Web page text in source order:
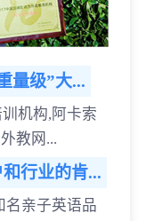
量级”大...
机构,阿卡索
教网...
行业的肯...
名亲子英语品